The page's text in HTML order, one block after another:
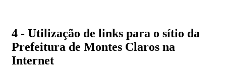
4 - Utilização de links para o sítio da
Prefeitura de Montes Claros na
Internet